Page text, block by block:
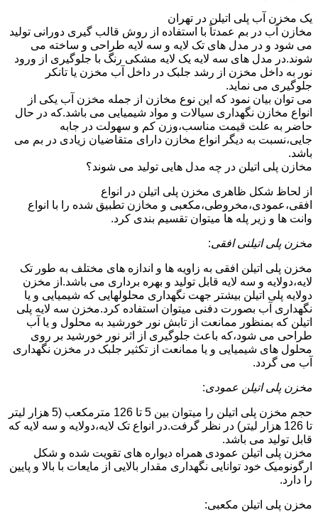
یک مخزن آب پلی اتیلن در تهران
مخازن آب در بم عمدتاً با استفاده از روش قالب گیری دورانی تولید
می شود و در مدل های تک لایه و سه لایه طراحی و ساخته می
شوند.در مدل های سه لایه یک لایه مشکی رنگ با جلوگیری از ورود
نور به داخل مخزن از رشد جلبک در داخل آب مخزن یا تانکر
جلوگیری می نماید.
می توان بیان نمود که این نوع مخازن از جمله مخزن آب یکی از
انواع مخازن نگهداری سیالات و مواد شیمیایی می باشد.که در حال
حاضر به علت قیمت مناسب،وزن کم و سهولت در جابه
جایی،نسبت به دیگر انواع مخازن دارای متقاضیان زیادی در بم می
باشد.
مخازن پلی اتیلن در چه مدل هایی تولید می شوند؟
از لحاظ شکل ظاهری مخزن پلی اتیلن در انواع
افقی،عمودی،مخروطی،مکعبی و مخازن تطبیق شده را با انواع
وانت ها و زیر پله ها میتوان تقسیم بندی کرد.
مخزن پلی اتیلنی افقی:
مخزن پلی اتیلن افقی به زاویه ها و اندازه های مختلف به طور تک
لایه،دولایه و سه لایه قابل تولید و بهره برداری می باشد.از مخزن
دولایه پلی اتیلن بیشتر جهت نگهداری محلولهایی که شیمیایی و یا
نگهداری آب بصورت دفنی میتوان استفاده کرد.مخزن سه لایه پلی
اتیلن که بمنظور ممانعت از تابش نور خورشید به محلول و یا آب
طراحی می شود،که باعث جلوگیری از اثر نور خورشید بر روی
محلول های شیمیایی و یا ممانعت از تکثیر جلبک در مخزن نگهداری
آب می گردد.
مخزن پلی اتیلن عمودی:
حجم مخزن پلی اتیلن را میتوان بین 5 تا 126 مترمکعب (5 هزار لیتر
تا 126 هزار لیتر) در نظر گرفت.در انواع تک لایه،دولایه و سه لایه که
قابل تولید می باشد.
مخزن پلی اتیلن عمودی همراه دیواره های تقویت شده و شکل
ارگونومیک خود توانایی نگهداری مقدار بالایی از مایعات با بالا و پایین
را دارد.
مخزن پلی اتیلن مکعبی: